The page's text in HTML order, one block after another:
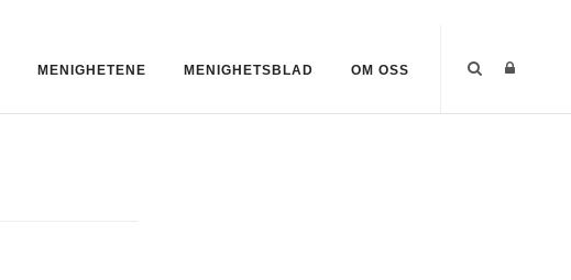
MENIGHETENE MENIGHETSBLAD OM OSS